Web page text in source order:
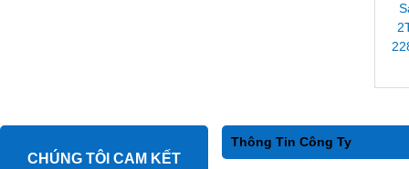
CHÚNG TÔI CAM KẾT
Thông Tin Công Ty